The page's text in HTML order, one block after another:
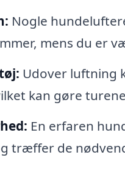
Nogle
mens du er
Udover luftning
kan gøre
En erfaren
træffer de